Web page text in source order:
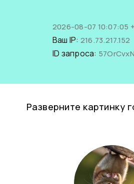
2026-08-07 10:07:05
Ваш IP: 216.73.217.152
ID запроса:
Разверните картинку